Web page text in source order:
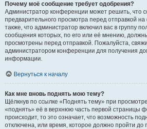
Почему моё сообщение требует одобрения?
Администратор конференции может решить, что
предварительного просмотра перед отправкой
также, что администратор включил вас в группу
сообщения которых, по его или её мнению,
просмотрены перед отправкой. Пожалуйста,
администратором конференции для получения
информации.
Вернуться к началу
Как мне вновь поднять мою тему?
Щёлкнув по ссылке «Поднять тему» при
«поднять» её в верхнюю часть первой страницы
происходит, то это означает, что возможность
отключена, или время, которое должно пройти до